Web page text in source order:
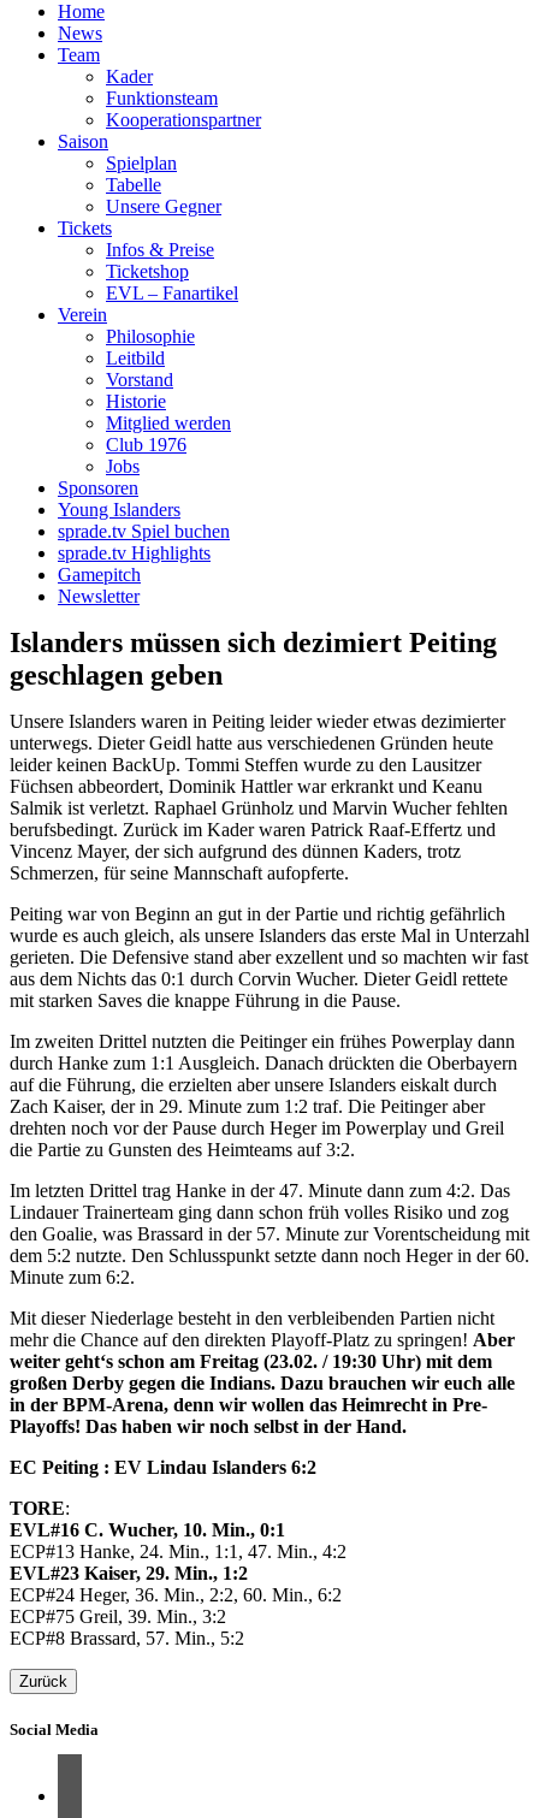
Home
News
Team
Kader
Funktionsteam
Kooperationspartner
Saison
Spielplan
Tabelle
Unsere Gegner
Tickets
Infos & Preise
Ticketshop
EVL – Fanartikel
Verein
Philosophie
Leitbild
Vorstand
Historie
Mitglied werden
Club 1976
Jobs
Sponsoren
Young Islanders
sprade.tv Spiel buchen
sprade.tv Highlights
Gamepitch
Newsletter
Islanders müssen sich dezimiert Peiting
geschlagen geben
Unsere Islanders waren in Peiting leider wieder etwas dezimierter
unterwegs. Dieter Geidl hatte aus verschiedenen Gründen heute
leider keinen BackUp. Tommi Steffen wurde zu den Lausitzer
Füchsen abbeordert, Dominik Hattler war erkrankt und Keanu
Salmik ist verletzt. Raphael Grünholz und Marvin Wucher fehlten
berufsbedingt. Zurück im Kader waren Patrick Raaf-Effertz und
Vincenz Mayer, der sich aufgrund des dünnen Kaders, trotz
Schmerzen, für seine Mannschaft aufopferte.
Peiting war von Beginn an gut in der Partie und richtig gefährlich
wurde es auch gleich, als unsere Islanders das erste Mal in Unterzahl
gerieten. Die Defensive stand aber exzellent und so machten wir fast
aus dem Nichts das 0:1 durch Corvin Wucher. Dieter Geidl rettete
mit starken Saves die knappe Führung in die Pause.
Im zweiten Drittel nutzten die Peitinger ein frühes Powerplay dann
durch Hanke zum 1:1 Ausgleich. Danach drückten die Oberbayern
auf die Führung, die erzielten aber unsere Islanders eiskalt durch
Zach Kaiser, der in 29. Minute zum 1:2 traf. Die Peitinger aber
drehten noch vor der Pause durch Heger im Powerplay und Greil
die Partie zu Gunsten des Heimteams auf 3:2.
Im letzten Drittel trag Hanke in der 47. Minute dann zum 4:2. Das
Lindauer Trainerteam ging dann schon früh volles Risiko und zog
den Goalie, was Brassard in der 57. Minute zur Vorentscheidung mit
dem 5:2 nutzte. Den Schlusspunkt setzte dann noch Heger in der 60.
Minute zum 6:2.
Mit dieser Niederlage besteht in den verbleibenden Partien nicht
mehr die Chance auf den direkten Playoff-Platz zu springen! Aber
weiter geht‘s schon am Freitag (23.02. / 19:30 Uhr) mit dem
großen Derby gegen die Indians. Dazu brauchen wir euch alle
in der BPM-Arena, denn wir wollen das Heimrecht in Pre-
Playoffs! Das haben wir noch selbst in der Hand.
EC Peiting : EV Lindau Islanders 6:2
TORE:
EVL#16 C. Wucher, 10. Min., 0:1
ECP#13 Hanke, 24. Min., 1:1, 47. Min., 4:2
EVL#23 Kaiser, 29. Min., 1:2
ECP#24 Heger, 36. Min., 2:2, 60. Min., 6:2
ECP#75 Greil, 39. Min., 3:2
ECP#8 Brassard, 57. Min., 5:2
Zurück
Social Media